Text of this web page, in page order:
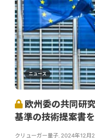
ニュース
欧州委の共同研
基準の技術提案書
クリューガー量子, 2024年12月2